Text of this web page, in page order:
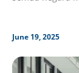
June 19, 2025